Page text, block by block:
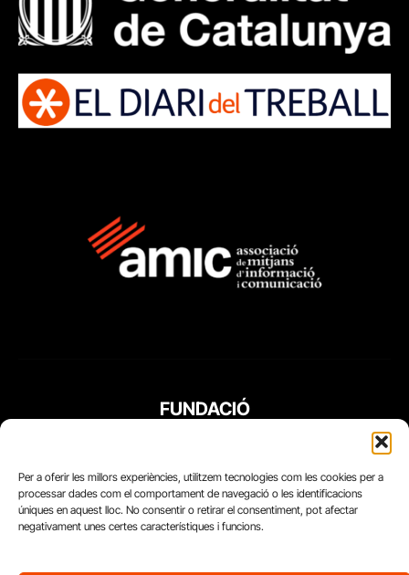
Per a oferir les millors experiències, utilitzem tecnologies com les cookies per a
processar dades com el comportament de navegació o les identificacions
úniques en aquest lloc. No consentir o retirar el consentiment, pot afectar
negativament unes certes característiques i funcions.
FUNDACIÓ